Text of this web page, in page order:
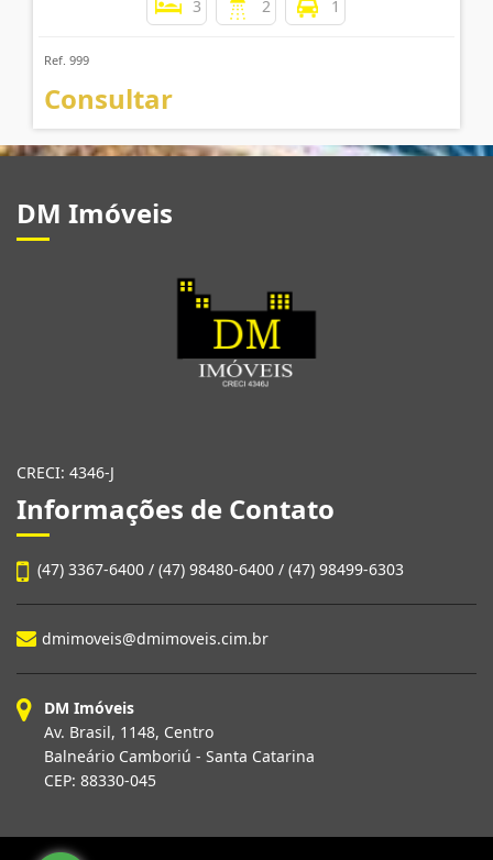
3 2 1
Ref. 999
Consultar
DM Imóveis
CRECI: 4346-J
Informações de Contato
(47) 3367-6400 / (47) 98480-6400 / (47) 98499-6303
dmimoveis@dmimoveis.cim.br
DM Imóveis
Av. Brasil, 1148, Centro
Balneário Camboriú - Santa Catarina
CEP: 88330-045